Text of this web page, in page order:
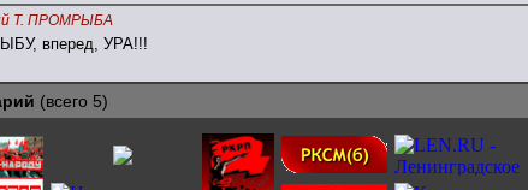
Т. ПРОМРЫБА
вперед, УРА!!!
(всего 5)